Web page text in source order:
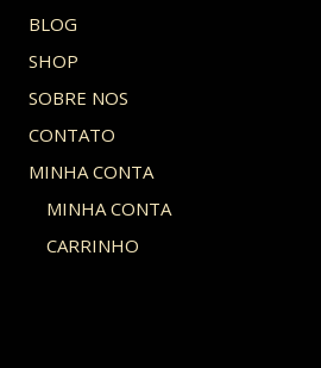
BLOG
SHOP
SOBRE NOS
CONTATO
MINHA CONTA
MINHA CONTA
CARRINHO